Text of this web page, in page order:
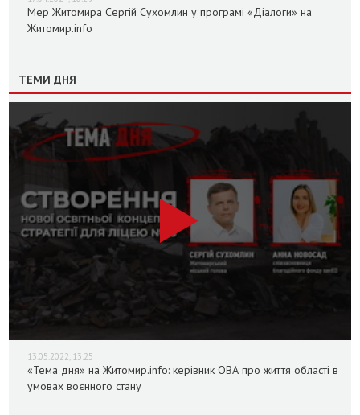
Мер Житомира Сергій Сухомлин у програмі «Діалоги» на
Житомир.info
ТЕМИ ДНЯ
13.05.2022, 13:25
«Тема дня» на Житомир.info: керівник ОВА про життя області в
умовах воєнного стану